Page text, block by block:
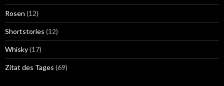
Rosen (12)
Shortstories (12)
Whisky(17)
Zitat des Tages (69)